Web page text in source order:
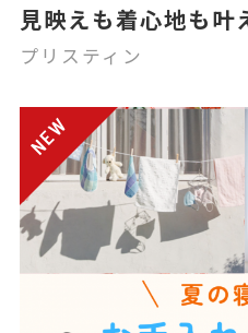
見映えも着心地も叶
プリスティン